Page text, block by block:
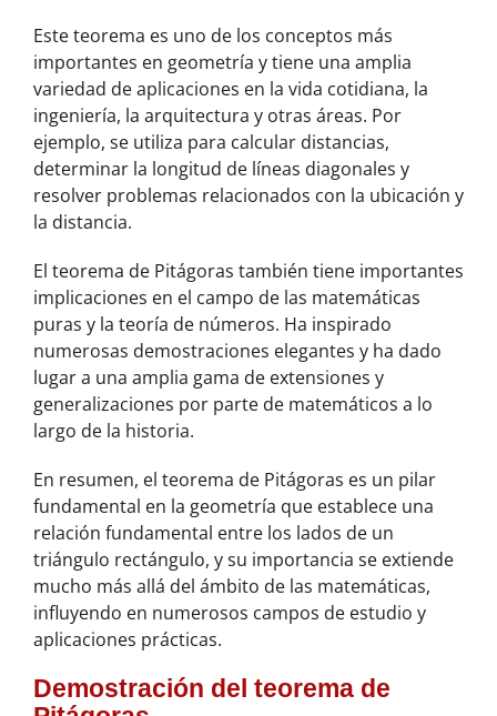
Este teorema es uno de los conceptos más
importantes en geometría y tiene una amplia
variedad de aplicaciones en la vida cotidiana, la
ingeniería, la arquitectura y otras áreas. Por
ejemplo, se utiliza para calcular distancias,
determinar la longitud de líneas diagonales y
resolver problemas relacionados con la ubicación y
la distancia.
El teorema de Pitágoras también tiene importantes
implicaciones en el campo de las matemáticas
puras y la teoría de números. Ha inspirado
numerosas demostraciones elegantes y ha dado
lugar a una amplia gama de extensiones y
generalizaciones por parte de matemáticos a lo
largo de la historia.
En resumen, el teorema de Pitágoras es un pilar
fundamental en la geometría que establece una
relación fundamental entre los lados de un
triángulo rectángulo, y su importancia se extiende
mucho más allá del ámbito de las matemáticas,
influyendo en numerosos campos de estudio y
aplicaciones prácticas.
Demostración del teorema de